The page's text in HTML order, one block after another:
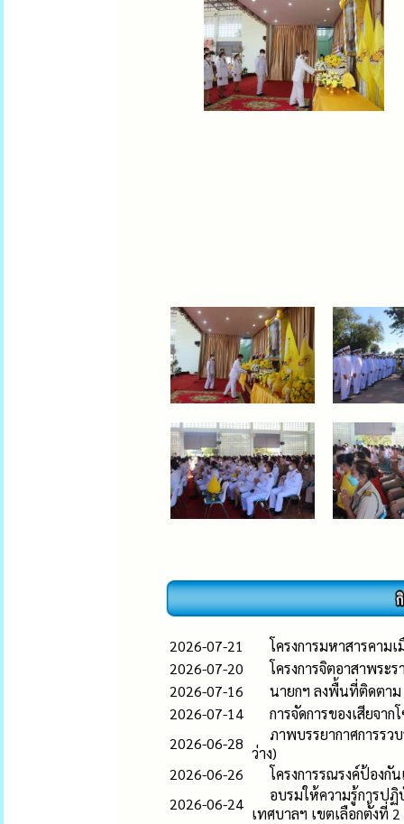
2026-07-21
โครงการมหาสารคาม
2026-07-20
โครงการจิตอาสาพระ
2026-07-16
นายกฯ ลงพื้นที่ติดตาม
2026-07-14
การจัดการของเสียจา
2026-06-28
ภาพบรรยากาศการร
ว่าง)
2026-06-26
โครงการรณรงค์ป้อง
2026-06-24
อบรมให้ความรู้การป
เทศบาลฯ เขตเลือกตั้งที่